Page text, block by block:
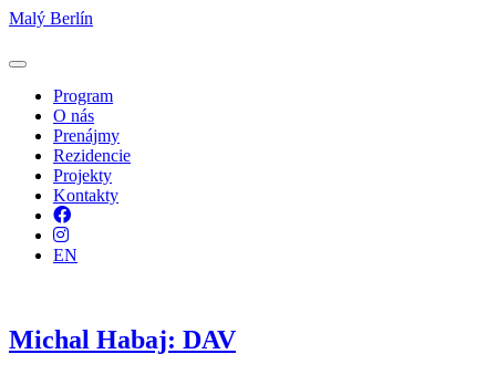
Malý Berlín
Program
O nás
Prenájmy
Rezidencie
Projekty
Kontakty
Facebook
Instagram
EN
Michal Habaj: DAV